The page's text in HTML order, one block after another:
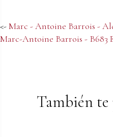
<-Marc - Antoine Barrois -
Marc-Antoine Barrois - B683
También te